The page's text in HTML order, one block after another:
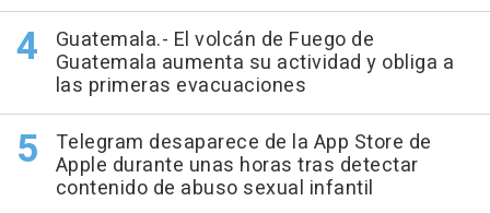
Guatemala.- El volcán de Fuego de
Guatemala aumenta su actividad y obliga a
las primeras evacuaciones
Telegram desaparece de la App Store de
Apple durante unas horas tras detectar
contenido de abuso sexual infantil